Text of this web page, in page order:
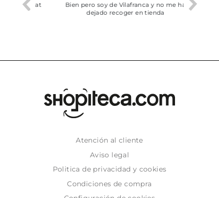
trobat
Bien pero soy de Vilafranca y no me ha
dejado recoger en tienda
Atención al cliente
Aviso legal
Politica de privacidad y cookies
Condiciones de compra